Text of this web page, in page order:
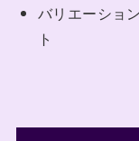
バリエーショ
ト